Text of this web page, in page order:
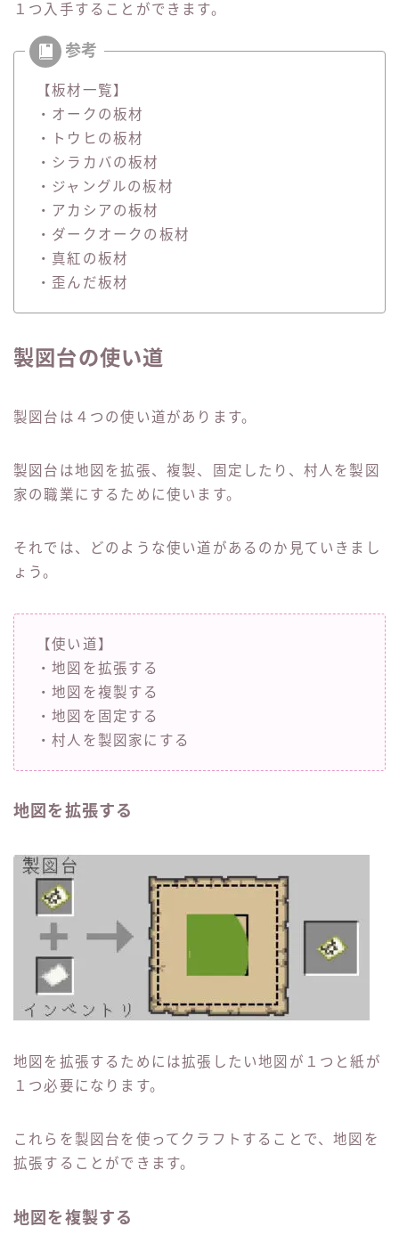
１つ入手することができます。
【板材一覧】
・オークの板材
・トウヒの板材
・シラカバの板材
・ジャングルの板材
・アカシアの板材
・ダークオークの板材
・真紅の板材
・歪んだ板材
製図台の使い道
製図台は４つの使い道があります。
製図台は地図を拡張、複製、固定したり、村人を製図
家の職業にするために使います。
それでは、どのような使い道があるのか見ていきまし
ょう。
【使い道】
・地図を拡張する
・地図を複製する
・地図を固定する
・村人を製図家にする
地図を拡張する
地図を拡張するためには拡張したい地図が１つと紙が
１つ必要になります。
これらを製図台を使ってクラフトすることで、地図を
拡張することができます。
地図を複製する